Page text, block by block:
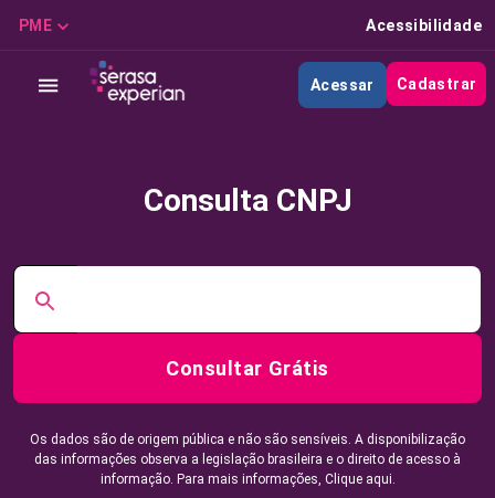
PME Acessibilidade
Acessar Cadastrar
Consulta CNPJ
Consultar Grátis
Os dados são de origem pública e não são sensíveis. A disponibilização
das informações observa a legislação brasileira e o direito de acesso à
informação. Para mais informações, Clique aqui.